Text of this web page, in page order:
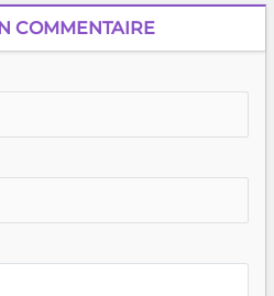
COMMENTAIRE